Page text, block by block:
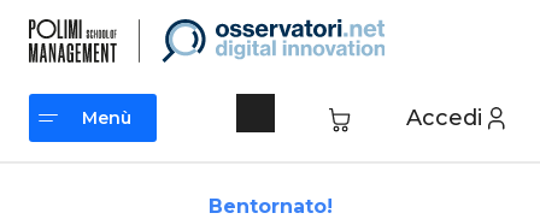
contenuto
Accedi
Menù
Bentornato!